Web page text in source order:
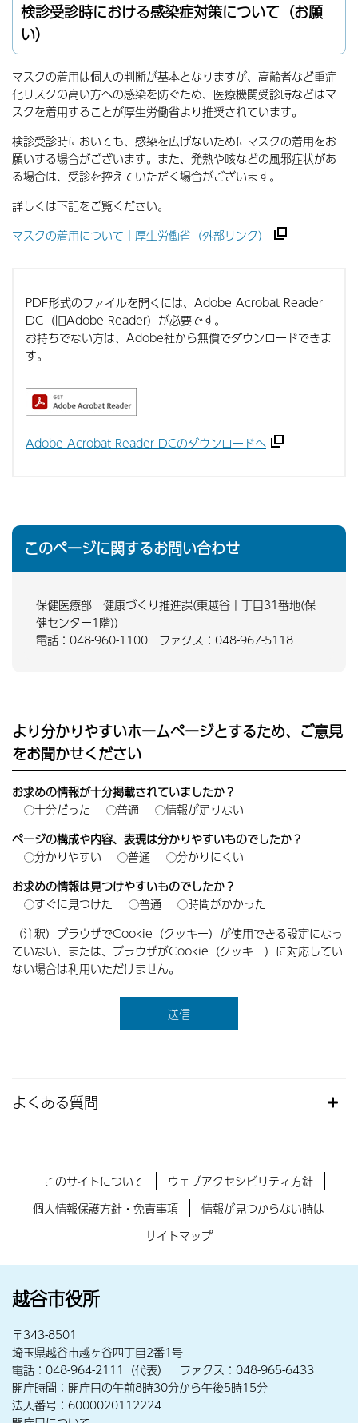
検診受診時における感染症対策について（お願
い）
マスクの着用は個人の判断が基本となりますが、高齢者など重症
化リスクの高い方への感染を防ぐため、医療機関受診時などはマ
スクを着用することが厚生労働省より推奨されています。
検診受診時においても、感染を広げないためにマスクの着用をお
願いする場合がございます。また、発熱や咳などの風邪症状があ
る場合は、受診を控えていただく場合がございます。
詳しくは下記をご覧ください。
マスクの着用について｜厚生労働省（外部リンク）
PDF形式のファイルを開くには、Adobe Acrobat Reader
DC（旧Adobe Reader）が必要です。
お持ちでない方は、Adobe社から無償でダウンロードできま
す。
Adobe Acrobat Reader DCのダウンロードへ
このページに関するお問い合わせ
保健医療部 健康づくり推進課(東越谷十丁目31番地(保
健センター1階))
電話：048-960-1100 ファクス：048-967-5118
より分かりやすいホームページとするため、ご意見
をお聞かせください
お求めの情報が十分掲載されていましたか？
十分だった
普通
情報が足りない
ページの構成や内容、表現は分かりやすいものでしたか？
分かりやすい
普通
分かりにくい
お求めの情報は見つけやすいものでしたか？
すぐに見つけた
普通
時間がかかった
（注釈）ブラウザでCookie（クッキー）が使用できる設定になっ
ていない、または、ブラウザがCookie（クッキー）に対応してい
ない場合は利用いただけません。
よくある質問
このサイトについて
ウェブアクセシビリティ方針
個人情報保護方針・免責事項
情報が見つからない時は
サイトマップ
越谷市役所
〒343-8501
埼玉県越谷市越ヶ谷四丁目2番1号
電話：048-964-2111（代表） ファクス：048-965-6433
開庁時間：開庁日の午前8時30分から午後5時15分
法人番号：6000020112224